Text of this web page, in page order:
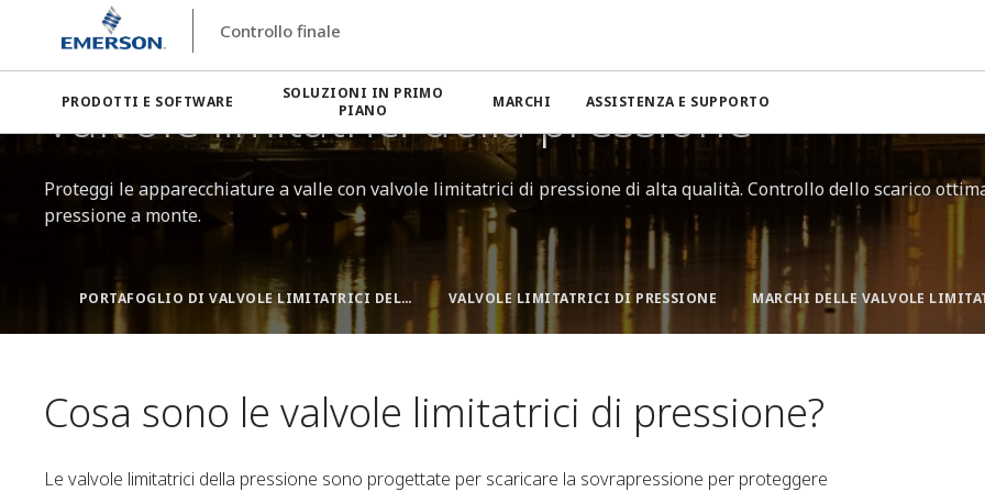
Controllo finale
PRODOTTI E SOFTWARE
SOLUZIONI IN PRIMO
PIANO
MARCHI ASSISTENZA E SUPPORTO
Controllo finale Valvole industriali
Valvole limitatrici della pressione
Proteggi le apparecchiature a valle con valvole limitatrici di pressione di alta qualità. Controllo dello scarico
pressione a monte.
PORTAFOGLIO DI VALVOLE LIMITATRICI DELLA PRESSIONE VALVOLE LIMITATRICI DI PRESSIONE
Cosa sono le valvole limitatrici di pressione?
Le valvole limitatrici della pressione sono progettate per scaricare la sovrapressione per proteggere